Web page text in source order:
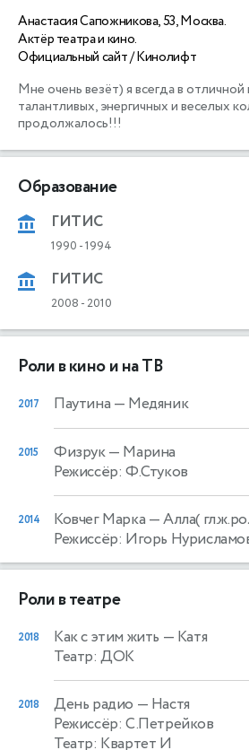
Анастасия Сапожникова, 53, Москва.
Актёр театра и кино.
Официальный сайт / Кинолифт
Мне очень везёт) я всегда в
талантливых, энергичных и веселых
Образование
ГИТИС
1990 -1994
ГИТИС
2008 - 2010
Роли в кино и на ТВ
2017 Паутина — Медяник
2015 Физрук— Марина
Режиссёр: Ф.Стуков
2014 Ковчег Марка — Алла(
Режиссёр: Игорь
Роли в театре
2018 Как с этим жить — Катя
Театр: ДОК
2018 День радио — Настя
Режиссёр: С.Петрейков
Театр: Квартет И